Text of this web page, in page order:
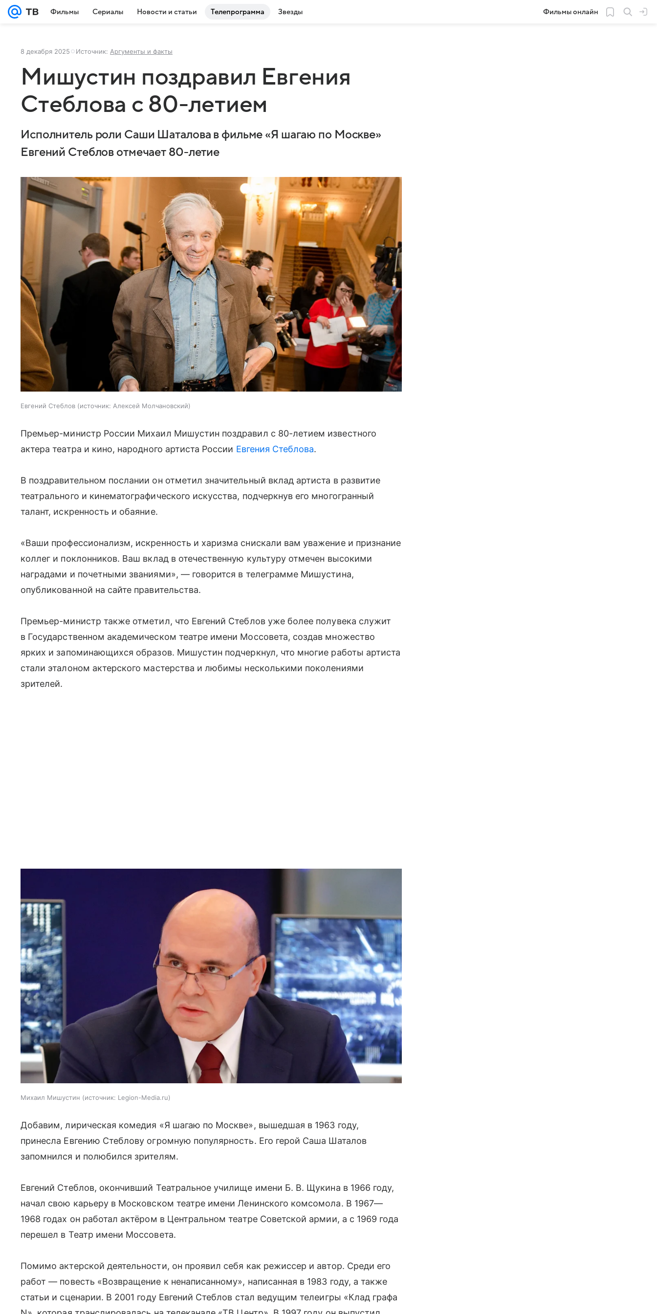
Фильмы Сериалы Новости и статьи Телепрограмма Звезды Фильмы онлайн
8 декабря 2025 Источник: Аргументы и факты
Мишустин поздравил Евгения
Стеблова с 80-летием
Исполнитель роли Саши Шаталова в фильме «Я шагаю по Москве»
Евгений Стеблов отмечает 80-летие
Евгений Стеблов источник: Алексей Молчановский
Премьер-министр России Михаил Мишустин поздравил с 80-летием известного
актера театра и кино, народного артиста России Евгения Стеблова.
В поздравительном послании он отметил значительный вклад артиста в развитие
театрального и кинематографического искусства, подчеркнув его многогранный
талант, искренность и обаяние.
«Ваши профессионализм, искренность и харизма снискали вам уважение и признание
коллег и поклонников. Ваш вклад в отечественную культуру отмечен высокими
наградами и почетными званиями», — говорится в телеграмме Мишустина,
опубликованной на сайте правительства.
Премьер-министр также отметил, что Евгений Стеблов уже более полувека служит
в Государственном академическом театре имени Моссовета, создав множество
ярких и запоминающихся образов. Мишустин подчеркнул, что многие работы артиста
стали эталоном актерского мастерства и любимы несколькими поколениями
зрителей.
Михаил Мишустин источник: Legion-Media.ru
Добавим, лирическая комедия «Я шагаю по Москве», вышедшая в 1963 году,
принесла Евгению Стеблову огромную популярность. Его герой Саша Шаталов
запомнился и полюбился зрителям.
Евгений Стеблов, окончивший Театральное училище имени Б. В. Щукина в 1966 году,
начал свою карьеру в Московском театре имени Ленинского комсомола. В 1967—
1968 годах он работал актёром в Центральном театре Советской армии, а с 1969 года
перешел в Театр имени Моссовета.
Помимо актерской деятельности, он проявил себя как режиссер и автор. Среди его
работ — повесть «Возвращение к ненаписанному», написанная в 1983 году, а также
статьи и сценарии. В 2001 году Евгений Стеблов стал ведущим телеигры «Клад графа